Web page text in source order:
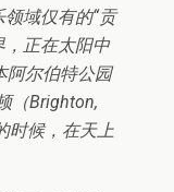
域仅有的“贡
，正在太阳中
阿尔伯特公园
（Brighton,
时候，在天上